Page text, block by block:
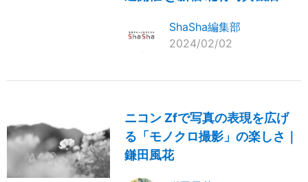
ShaSha編集部
2024/02/02
ニコン Zfで写真の表現を広げ
る「モノクロ撮影」の楽しさ｜
鎌田風花